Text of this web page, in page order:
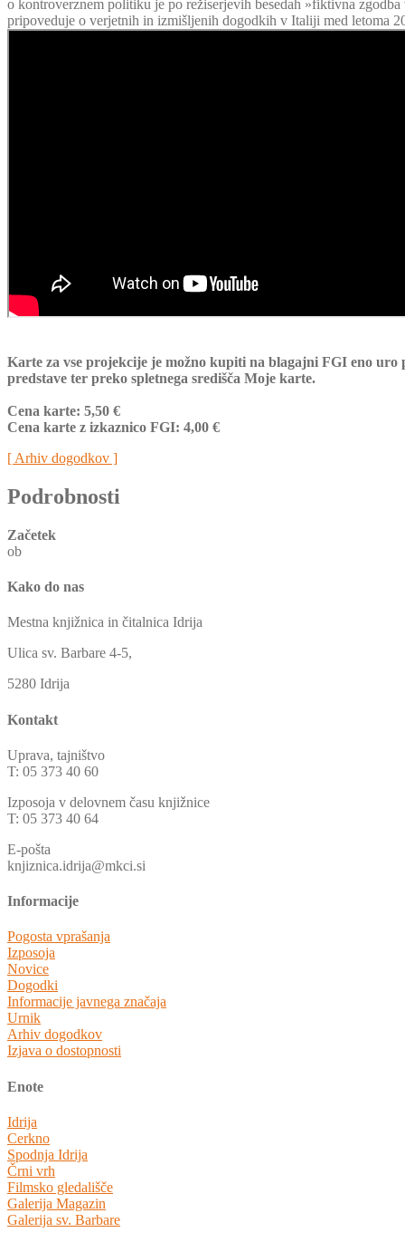
o kontroverznem politiku je po režiserjevih besedah »fiktivna
pripoveduje o verjetnih in izmišljenih dogodkih v Italiji med letoma
Karte za vse projekcije je možno kupiti na blagajni FGI eno uro
predstave ter preko spletnega središča Moje karte.
Cena karte: 5,50 €
Cena karte z izkaznico FGI: 4,00 €
[ Arhiv dogodkov ]
Podrobnosti
Začetek
ob
Kako do nas
Mestna knjižnica in čitalnica Idrija
Ulica sv. Barbare 4-5,
5280 Idrija
Kontakt
Uprava, tajništvo
T: 05 373 40 60
Izposoja v delovnem času knjižnice
T: 05 373 40 64
E-pošta
knjiznica.idrija@mkci.si
Informacije
Pogosta vprašanja
Izposoja
Novice
Dogodki
Informacije javnega značaja
Urnik
Arhiv dogodkov
Izjava o dostopnosti
Enote
Idrija
Cerkno
Spodnja Idrija
Črni vrh
Filmsko gledališče
Galerija Magazin
Galerija sv. Barbare